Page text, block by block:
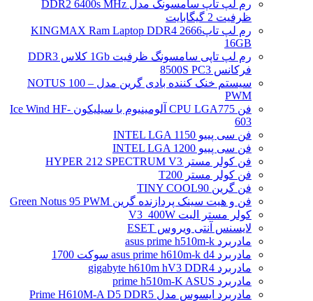
رم لپ تاپ سامسونگ مدل DDR2 6400s MHz
ظرفیت 2 گیگابایت
رم لپ تاپ2666 KINGMAX Ram Laptop DDR4
16GB
رم لپ تاپی سامسونگ ظرفیت 1Gb کلاس DDR3
فرکانس 8500S PC3
سیستم خنک کننده بادی گرین مدل NOTUS 100 –
PWM
فن CPU LGA775 آلومینیوم با سیلیکون Ice Wind HF-
603
فن سی پییو INTEL LGA 1150
فن سی پییو INTEL LGA 1200
فن کولر مستر HYPER 212 SPECTRUM V3
فن کولر مستر T200
فن گرین TINY COOL90
فن و هیت سینک پردازنده گرین Green Notus 95 PWM
کولر مستر الیت V3_400W
لایسنس آنتی ویروس ESET
مادربرد asus prime h510m-k
مادربرد asus prime h610m-k d4 سوکت 1700
مادربرد gigabyte h610m hV3 DDR4
مادربرد prime h510m-K ASUS
مادربرد ایسوس مدل Prime H610M-A D5 DDR5